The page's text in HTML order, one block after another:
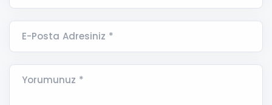
E-Posta Adresiniz *
Yorumunuz *